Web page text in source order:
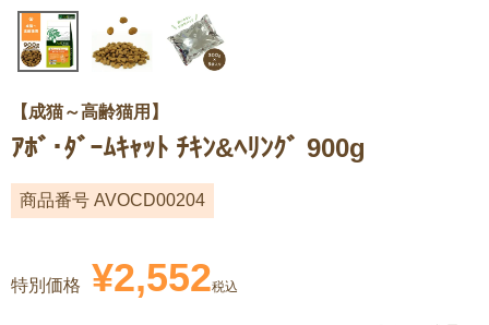
【成猫～高齢猫用】
ｱﾎﾞ･ﾀﾞｰﾑｷｬｯﾄ ﾁｷﾝ&ﾍﾘﾝｸﾞ 900g
商品番号 AVOCD00204
特別価格 ¥2,552税込